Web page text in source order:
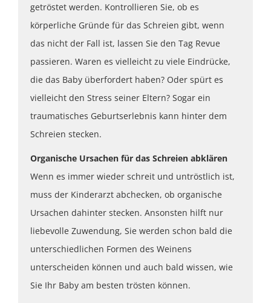
getröstet werden. Kontrollieren Sie, ob es
körperliche Gründe für das Schreien gibt, wenn
das nicht der Fall ist, lassen Sie den Tag Revue
passieren. Waren es vielleicht zu viele Eindrücke,
die das Baby überfordert haben? Oder spürt es
vielleicht den Stress seiner Eltern? Sogar ein
traumatisches Geburtserlebnis kann hinter dem
Schreien stecken.
Organische Ursachen für das Schreien abklären
Wenn es immer wieder schreit und untröstlich ist,
muss der Kinderarzt abchecken, ob organische
Ursachen dahinter stecken. Ansonsten hilft nur
liebevolle Zuwendung, Sie werden schon bald die
unterschiedlichen Formen des Weinens
unterscheiden können und auch bald wissen, wie
Sie Ihr Baby am besten trösten können.